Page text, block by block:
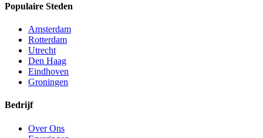
Populaire Steden
Amsterdam
Rotterdam
Utrecht
Den Haag
Eindhoven
Groningen
Bedrijf
Over Ons